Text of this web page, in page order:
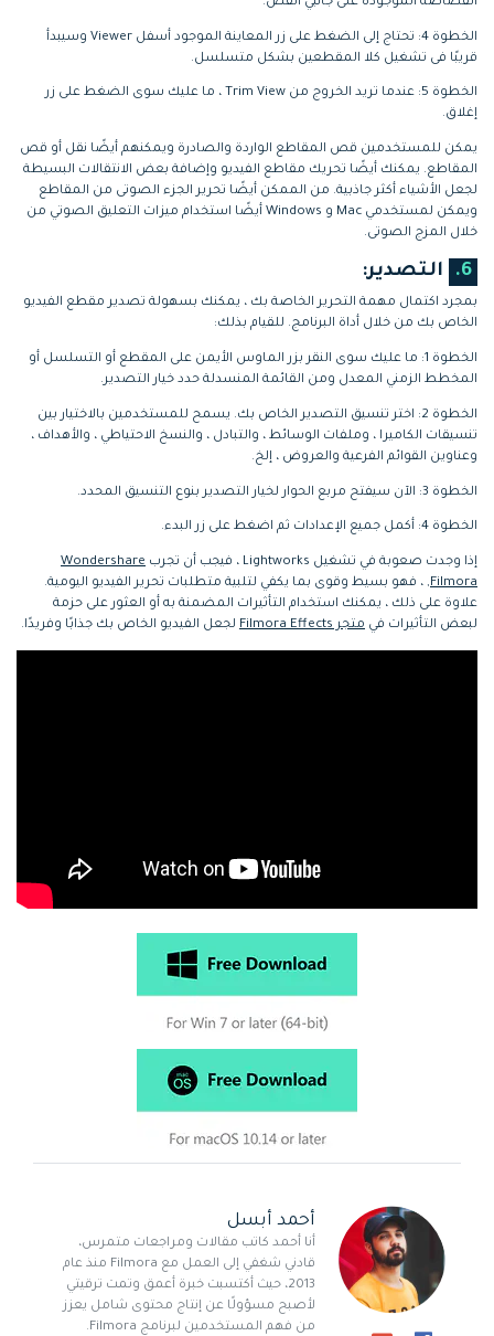
الخطوة 4: تحتاج إلى الضغط على زر المعاينة الموجود أسفل Viewer وسيبدأ
قريبًا فى تشغيل كلا المقطعين بشكل متسلسل.
الخطوة 5: عندما تريد الخروج من Trim View ، ما عليك سوى الضغط على زر
إغلاق.
يمكن للمستخدمين قص المقاطع الواردة والصادرة ويمكنهم أيضًا نقل أو قص
المقاطع. يمكنك أيضًا تحريك مقاطع الفيديو وإضافة بعض الانتقالات البسيطة
لجعل الأشياء أكثر جاذبية. من الممكن أيضًا تحرير الجزء الصوتى من المقاطع
ويمكن لمستخدمي Mac و Windows أيضًا استخدام ميزات التعليق الصوتي من
خلال المزج الصوتى.
6. التصدير:
بمجرد اكتمال مهمة التحرير الخاصة بك ، يمكنك بسهولة تصدير مقطع الفيديو
الخاص بك من خلال أداة البرنامج. للقيام بذلك:
الخطوة 1: ما عليك سوى النقر بزر الماوس الأيمن على المقطع أو التسلسل أو
المخطط الزمني المعدل ومن القائمة المنسدلة حدد خيار التصدير.
الخطوة 2: اختر تنسيق التصدير الخاص بك. يسمح للمستخدمين بالاختيار بين
تنسيقات الكاميرا ، وملفات الوسائط ، والتبادل ، والنسخ الاحتياطي ، والأهداف ،
وعناوين القوائم الفرعية والعروض ، إلخ.
الخطوة 3: الآن سيفتح مربع الحوار لخيار التصدير بنوع التنسيق المحدد.
الخطوة 4: أكمل جميع الإعدادات ثم اضغط على زر البدء.
إذا وجدت صعوبة في تشغيل Lightworks ، فيجب أن تجرب
Wondershare
Filmora, ، فهو بسيط وقوى بما يكفي لتلبية متطلبات تحرير الفيديو اليومية.
علاوة على ذلك ، يمكنك استخدام التأثيرات المضمنة به أو العثور على حزمة
لبعض التأثيرات في متجر Filmora Effects لجعل الفيديو الخاص بك جذابًا وفريدًا.
أحمد أبسل
أنا أحمد كاتب مقالات ومراجعات متمرس،
قادني شغفي إلى العمل مع Filmora منذ عام
2013، حيث أكتسبت خبرة أعمق وتمت ترقيتي
لأصبح مسؤولًا عن إنتاج محتوى شامل يعزز
من فهم المستخدمين لبرنامج Filmora.